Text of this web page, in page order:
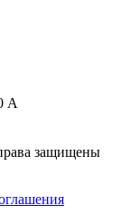
А
защищены